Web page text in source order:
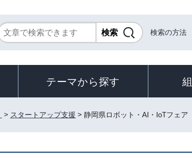
検索の方法
テーマから探す
> スタートアップ支援 > 静岡県ロボット・AI・IoTフェア